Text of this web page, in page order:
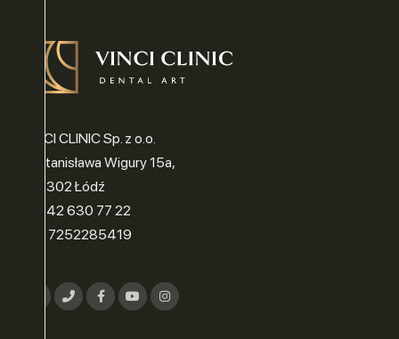
VINCI CLINIC Sp. z o.o.
ul. Stanisława Wigury 15a,
90-302 Łódź
tel.: 42 630 77 22
NIP: 7252285419